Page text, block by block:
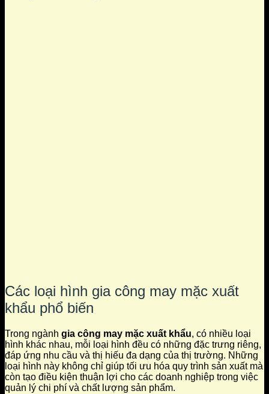
Các loại hình gia công may mặc xuất
khẩu phổ biến
Trong ngành gia công may mặc xuất khẩu, có nhiều loại
hình khác nhau, mỗi loại hình đều có những đặc trưng riêng,
đáp ứng nhu cầu và thị hiếu đa dạng của thị trường. Những
loại hình này không chỉ giúp tối ưu hóa quy trình sản xuất mà
còn tạo điều kiện thuận lợi cho các doanh nghiệp trong việc
quản lý chi phí và chất lượng sản phẩm.